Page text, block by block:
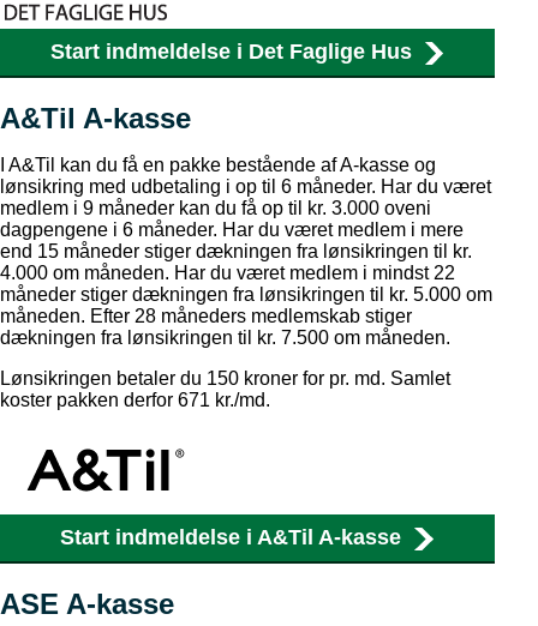
Start indmeldelse i Det Faglige Hus
A&Til A-kasse
I A&Til kan du få en pakke bestående af A-kasse og
lønsikring med udbetaling i op til 6 måneder. Har du været
medlem i 9 måneder kan du få op til kr. 3.000 oveni
dagpengene i 6 måneder. Har du været medlem i mere
end 15 måneder stiger dækningen fra lønsikringen til kr.
4.000 om måneden. Har du været medlem i mindst 22
måneder stiger dækningen fra lønsikringen til kr. 5.000 om
måneden. Efter 28 måneders medlemskab stiger
dækningen fra lønsikringen til kr. 7.500 om måneden.
Lønsikringen betaler du 150 kroner for pr. md. Samlet
koster pakken derfor 671 kr./md.
Start indmeldelse i A&Til A-kasse
ASE A-kasse